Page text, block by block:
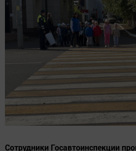
Сотрудники Госавтоинспекции